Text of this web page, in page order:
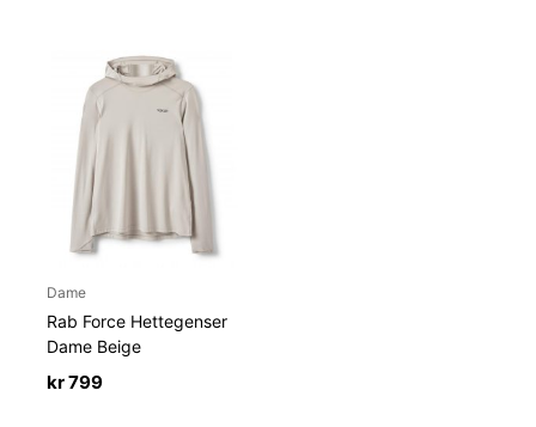
Dame
Rab Force Hettegenser
Dame Beige
kr799